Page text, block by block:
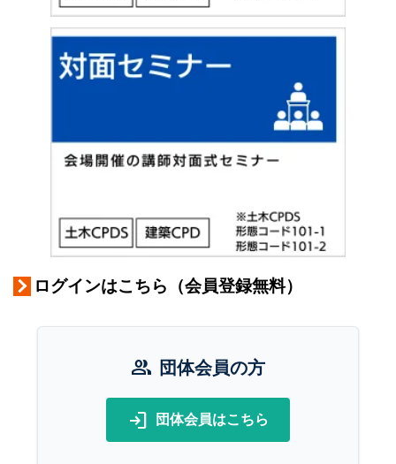
ログインはこちら（会員登録無料）
group 団体会員の方
login 団体会員はこちら